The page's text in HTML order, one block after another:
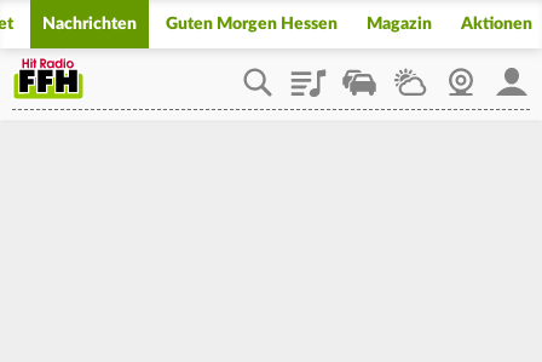
Nachrichten Guten Morgen Hessen Magazin Aktionen
PlaylistStaupilotWetterWebcam